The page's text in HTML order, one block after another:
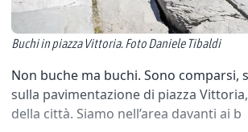
Buchi in piazza Vittoria. Foto Daniele Tibaldi
Non buche ma buchi. Sono comparsi,
sulla pavimentazione di piazza
della città. Siamo nell’area davanti ai b